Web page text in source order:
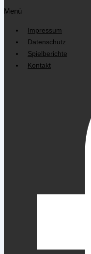
Menü
Impressum
Datenschutz
Spielberichte
Kontakt